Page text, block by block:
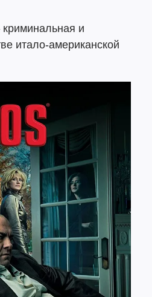
и
итало-американской